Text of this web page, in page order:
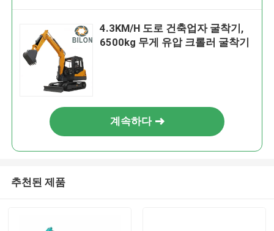
4.3KM/H 도로 건축업자 굴착기,
6500kg 무게 유압 크롤러 굴착기
계속하다
추천된 제품